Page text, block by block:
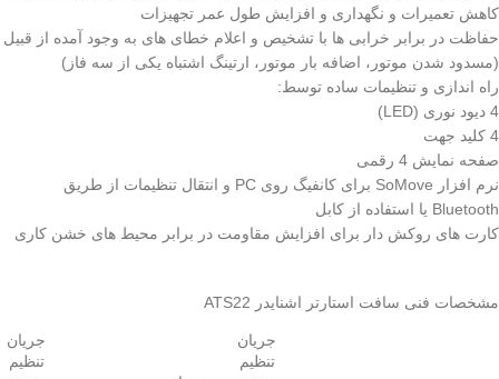
کاهش تعمیرات و نگهداری و افزایش طول عمر تجهیزات
حفاظت در برابر خرابی ها با تشخیص و اعلام خطای های به وجود آمده از قبیل
(مسدود شدن موتور، اضافه بار موتور، ارتینگ اشتباه یکی از سه فاز)
راه اندازی و تنظیمات ساده توسط:
4 دیود نوری (LED)
4 کلید جهت
صفحه نمایش 4 رقمی
نرم افزار SoMove برای کانفیگ روی PC و انتقال تنظیمات از طریق
Bluetooth یا استفاده از کابل
کارت های روکش دار برای افزایش مقاومت در برابر محیط های خشن کاری
مشخصات فنی سافت استارتر اشنایدر ATS22
جریان
تنظیم
جریان
تنظیم